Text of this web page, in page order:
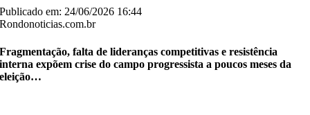
Publicado em: 24/06/2026 16:44
Rondonoticias.com.br
Fragmentação, falta de lideranças competitivas e resistência
interna expõem crise do campo progressista a poucos meses da
eleição…